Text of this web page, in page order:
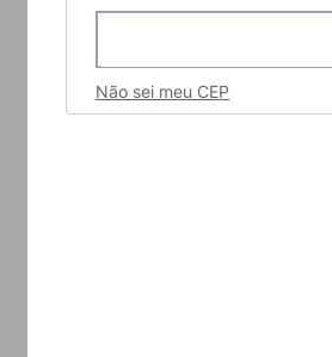
Não sei meu CEP